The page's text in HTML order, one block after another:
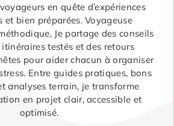
en quête d’expériences
et bien préparées. Voyageuse
Je partage des conseils
itinéraires testés et des retours
pour aider chacun à organiser
Entre guides pratiques, bons
analyses terrain, je transforme
en projet clair, accessible et
optimisé.